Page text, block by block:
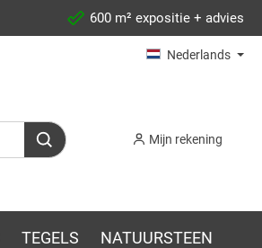
600 m² expositie + advies
Nederlands
Mijn rekening
TEGELS NATUURSTEEN